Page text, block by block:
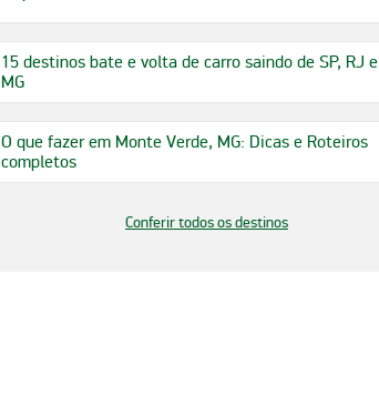
15 destinos bate e volta de carro saindo de SP, RJ e
MG
O que fazer em Monte Verde, MG: Dicas e Roteiros
completos
Conferir todos os destinos